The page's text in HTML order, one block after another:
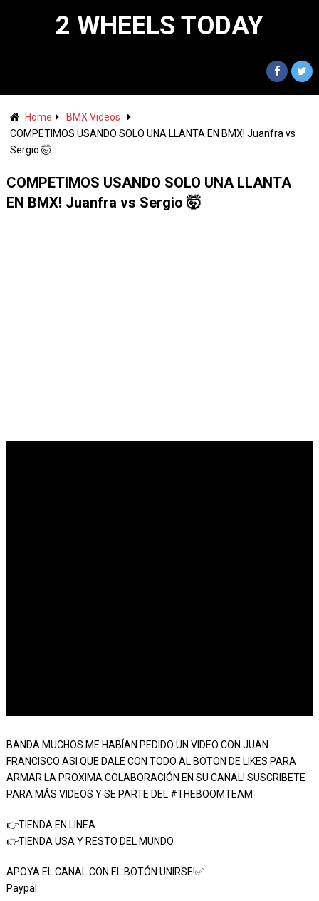
2 WHEELS TODAY
Home
BMX Videos
COMPETIMOS USANDO SOLO UNA LLANTA EN BMX! Juanfra vs
Sergio 🤯
COMPETIMOS USANDO SOLO UNA LLANTA
EN BMX! Juanfra vs Sergio 🤯
BANDA MUCHOS ME HABÍAN PEDIDO UN VIDEO CON JUAN
FRANCISCO ASI QUE DALE CON TODO AL BOTON DE LIKES PARA
ARMAR LA PROXIMA COLABORACIÓN EN SU CANAL! SUSCRIBETE
PARA MÁS VIDEOS Y SE PARTE DEL #THEBOOMTEAM
👉TIENDA EN LINEA
👉TIENDA USA Y RESTO DEL MUNDO
APOYA EL CANAL CON EL BOTÓN UNIRSE!✅
Paypal: